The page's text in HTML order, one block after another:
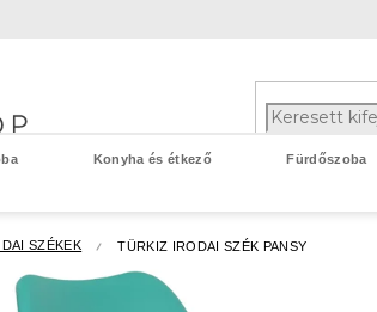
Konyha és étkező Fürdőszoba
SZÉKEK TÜRKIZ IRODAI SZÉK PANSY